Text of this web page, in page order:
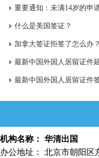
重要通知：未满14岁的申
什么是美国签证？
加拿大签证拒签了怎么办？
最新中国外国人居留证件
最新中国外国人居留证件
机构名称： 华清出国
办公地址： 北京市朝阳区